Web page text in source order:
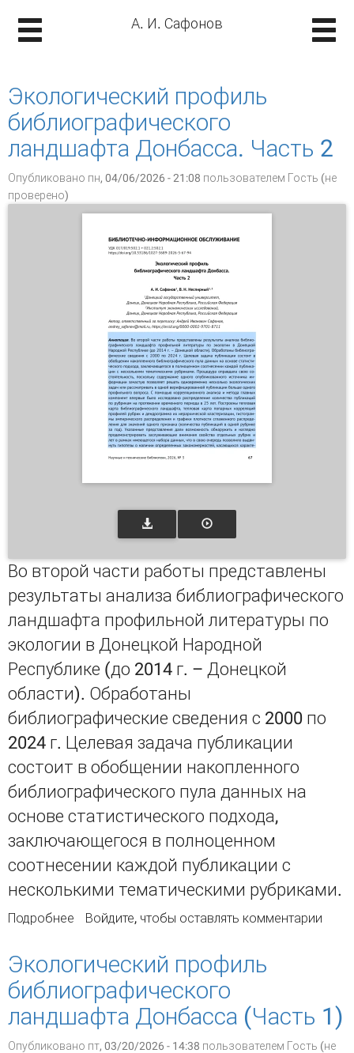
А. И. Сафонов
Экологический профиль
библиографического
ландшафта Донбасса. Часть 2
Опубликовано пн, 04/06/2026 - 21:08 пользователем Гость (не
проверено)
Во второй части работы представлены
результаты анализа библиографического
ландшафта профильной литературы по
экологии в Донецкой Народной
Республике (до 2014 г. – Донецкой
области). Обработаны
библиографические сведения с 2000 по
2024 г. Целевая задача публикации
состоит в обобщении накопленного
библиографического пула данных на
основе статистического подхода,
заключающегося в полноценном
соотнесении каждой публикации с
несколькими тематическими рубриками.
Подробнее о Экологический профиль
Войдите, чтобы оставлять комментарии
Экологический профиль
библиографического
ландшафта Донбасса (Часть 1)
Опубликовано пт, 03/20/2026 - 14:38 пользователем Гость (не